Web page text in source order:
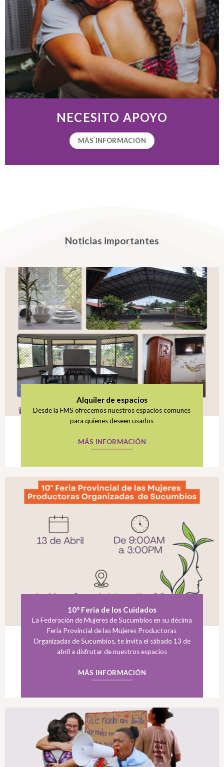
NECESITO APOYO
MÁS INFORMACIÓN
Noticias importantes
Alquiler de espacios
Desde la FMS ofrecemos nuestros espacios comunes
para quienes deseen usarlos
MÁS INFORMACIÓN
10° Feria de los Cuidados
La Federación de Mujeres de Sucumbíos en su décima
Feria Provincial de las Mujeres Productoras
Organizadas de Sucumbíos, te invita el sábado 13 de
abril a disfrutar de nuestros espacios
MÁS INFORMACIÓN